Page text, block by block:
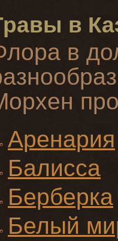
в
в
Аренария
Балисса
Берберка
Белый